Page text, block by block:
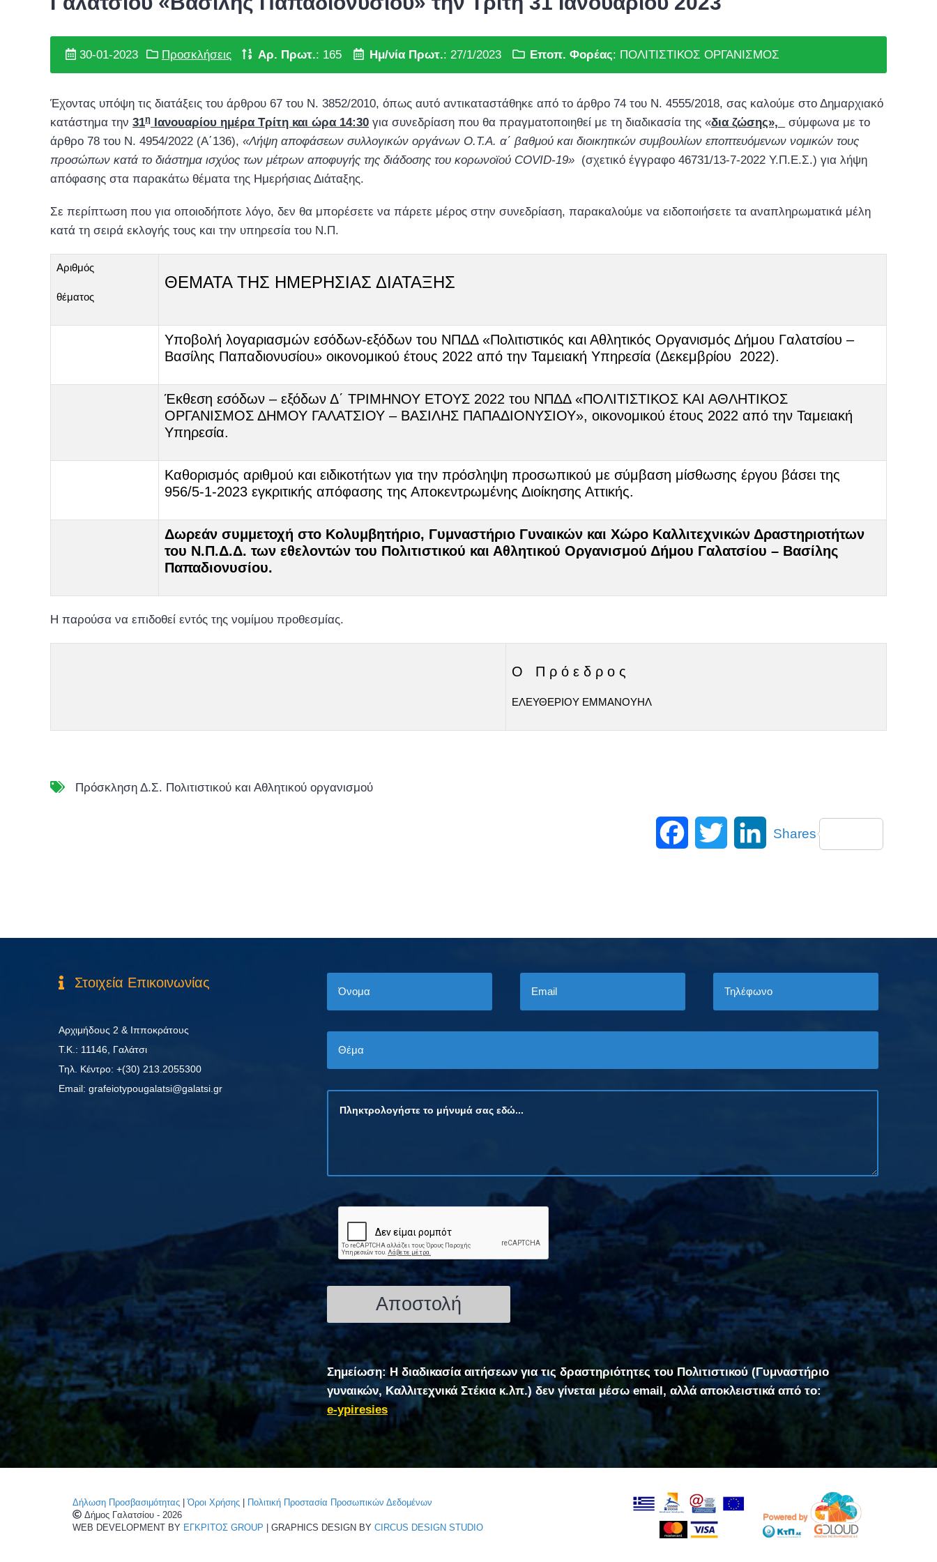
30-01-2023 Προσκλήσεις Αρ. Πρωτ.: 165 Ημ/νία Πρωτ.: 27/1/2023 Εποπ. Φορέας: ΠΟΛΙΤΙΣΤΙΚΟΣ ΟΡΓΑΝΙΣΜΟΣ
Έχοντας υπόψη τις διατάξεις του άρθρου 67 του Ν. 3852/2010, όπως αυτό αντικαταστάθηκε από το άρθρο 74 του Ν. 4555/2018, σας καλούμε στο Δημαρχιακό
κατάστημα την 31η Ιανουαρίου ημέρα Τρίτη και ώρα 14:30 για συνεδρίαση που θα πραγματοποιηθεί με τη διαδικασία της «δια ζώσης»,
σύμφωνα με το
άρθρο 78 του Ν. 4954/2022 (Α΄136), «Λήψη αποφάσεων συλλογικών οργάνων Ο.Τ.Α. α΄ βαθμού και διοικητικών συμβουλίων εποπτευόμενων νομικών τους
προσώπων κατά το διάστημα ισχύος των μέτρων αποφυγής της διάδοσης του κορωνοϊού COVID-19» (σχετικό έγγραφο 46731/13-7-2022 Υ.Π.Ε.Σ.) για λήψη
απόφασης στα παρακάτω θέματα της Ημερήσιας Διάταξης.
Σε περίπτωση που για οποιοδήποτε λόγο, δεν θα μπορέσετε να πάρετε μέρος στην συνεδρίαση, παρακαλούμε να ειδοποιήσετε τα αναπληρωματικά μέλη
κατά τη σειρά εκλογής τους και την υπηρεσία του Ν.Π.
Αριθμός
θέματος
ΘΕΜΑΤΑ ΤΗΣ ΗΜΕΡΗΣΙΑΣ ΔΙΑΤΑΞΗΣ
Υποβολή λογαριασμών εσόδων-εξόδων του ΝΠΔΔ «Πολιτιστικός και Αθλητικός Οργανισμός Δήμου Γαλατσίου –
Βασίλης Παπαδιονυσίου» οικονομικού έτους 2022 από την Ταμειακή Υπηρεσία (Δεκεμβρίου 2022).
Έκθεση εσόδων – εξόδων Δ΄ ΤΡΙΜΗΝΟΥ ΕΤΟΥΣ 2022 του ΝΠΔΔ «ΠΟΛΙΤΙΣΤΙΚΟΣ ΚΑΙ ΑΘΛΗΤΙΚΟΣ
ΟΡΓΑΝΙΣΜΟΣ ΔΗΜΟΥ ΓΑΛΑΤΣΙΟΥ – ΒΑΣΙΛΗΣ ΠΑΠΑΔΙΟΝΥΣΙΟΥ», οικονομικού έτους 2022 από την Ταμειακή
Υπηρεσία.
Καθορισμός αριθμού και ειδικοτήτων για την πρόσληψη προσωπικού με σύμβαση μίσθωσης έργου βάσει της
956/5-1-2023 εγκριτικής απόφασης της Αποκεντρωμένης Διοίκησης Αττικής.
Δωρεάν συμμετοχή στο Κολυμβητήριο, Γυμναστήριο Γυναικών και Χώρο Καλλιτεχνικών Δραστηριοτήτων
του Ν.Π.Δ.Δ. των εθελοντών του Πολιτιστικού και Αθλητικού Οργανισμού Δήμου Γαλατσίου – Βασίλης
Παπαδιονυσίου.
Η παρούσα να επιδοθεί εντός της νομίμου προθεσμίας.
Ο Π ρ ό ε δ ρ ο ς
ΕΛΕΥΘΕΡΙΟΥ ΕΜΜΑΝΟΥΗΛ
Πρόσκληση Δ.Σ. Πολιτιστικού και Αθλητικού οργανισμού
FacebookTwitter
Shares
Στοιχεία Επικοινωνίας
Αρχιμήδους 2 & Ιπποκράτους
Τ.Κ.: 11146, Γαλάτσι
Τηλ. Κέντρο: +(30) 213.2055300
Εmail: grafeiotypougalatsi@galatsi.gr
Σημείωση: Η διαδικασία αιτήσεων για τις δραστηριότητες του Πολιτιστικού (Γυμναστήριο
γυναικών, Καλλιτεχνικά Στέκια κ.λπ.) δεν γίνεται μέσω email, αλλά αποκλειστικά από το:
e-ypiresies
Δήλωση Προσβασιμότητας |Όροι Χρήσης | Πολιτική Προστασία Προσωπικών Δεδομένων
Δήμος Γαλατσίου - 2026
WEB DEVELOPMENT BY ΕΓΚΡΙΤΟΣ GROUP | GRAPHICS DESIGN BY CIRCUS DESIGN STUDIO